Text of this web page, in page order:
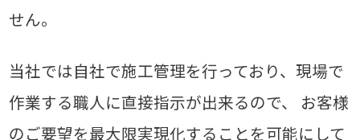
せん。
当社では自社で施工管理を行っており、現場で
作業する職人に直接指示が出来るので、
お客様
のご要望を最大限実現化することを可能にして